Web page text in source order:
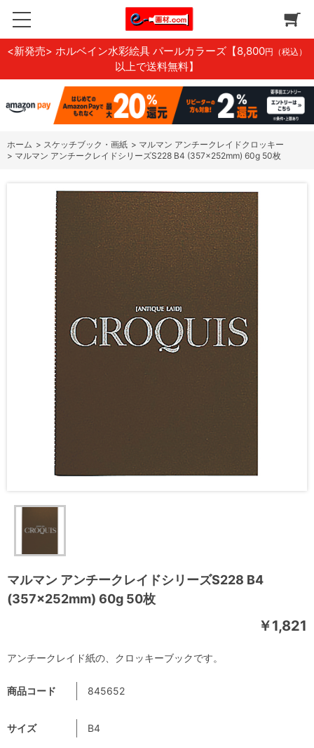
<新発売> ホルベイン水彩絵具 パールカラーズ 【8,800円（税込）
以上で送料無料】
ホーム > スケッチブック・画紙 > マルマン アンチークレイドクロッキー
> マルマン アンチークレイドシリーズS228 B4 (357×252mm) 60g 50枚
マルマン アンチークレイドシリーズS228 B4
(357×252mm) 60g 50枚
￥1,821
商品コード 845652
サイズ B4
アンチークレイド紙の、クロッキーブックです。